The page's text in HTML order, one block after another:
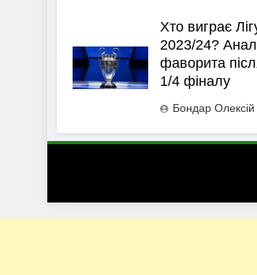
Хто виграє
2023/24?
фаворита
1/4 фіналу
Бондар Олексій